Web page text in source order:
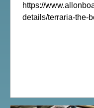
https://
details/terraria-the-